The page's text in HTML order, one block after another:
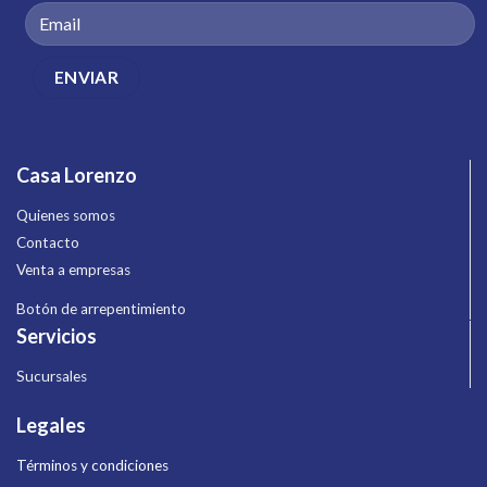
Casa Lorenzo
Quienes somos
Contacto
Venta a empresas
Botón de arrepentimiento
Servicios
Sucursales
Legales
Términos y condiciones